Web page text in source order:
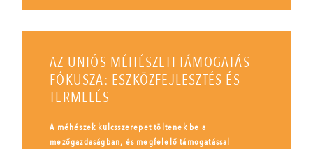
AZ UNIÓS MÉHÉSZETI TÁMOGATÁS
FÓKUSZA: ESZKÖZFEJLESZTÉS ÉS
TERMELÉS
A méhészek kulcsszerepet töltenek be a
mezőgazdaságban, és megfelelő támogatással